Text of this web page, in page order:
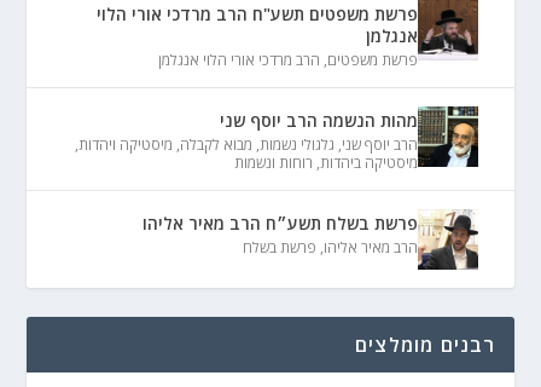
פרשת משפטים תשע"ח הרב מרדכי אורי הלוי
אנגלמן
פרשת משפטים, הרב מרדכי אורי הלוי אנגלמן
מהות הנשמה הרב יוסף שני
הרב יוסף שני, גלגולי נשמות, מבוא לקבלה, מיסטיקה ויהדות,
מיסטיקה ביהדות, רוחות ונשמות
פרשת בשלח תשע״ח הרב מאיר אליהו
הרב מאיר אליהו, פרשת בשלח
רבנים מומלצים